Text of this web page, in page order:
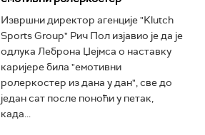
Извршни директор агенције "Klutch
Sports Group" Рич Пол изјавио је да је
одлука Леброна Џејмса о наставку
каријере била "емотивни
ролеркостер из дана у дан", све до
један сат после поноћи у петак,
када...